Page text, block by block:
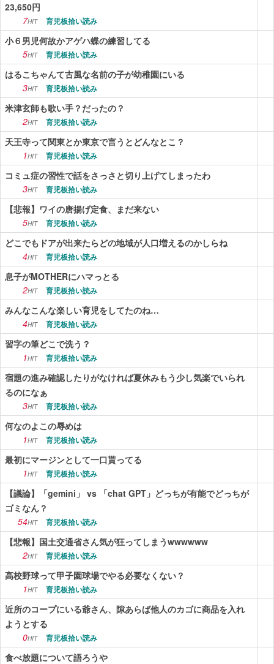
23,650円
7HIT 育児板拾い読み
小６男児何故かアゲハ蝶の練習してる
5HIT 育児板拾い読み
はるこちゃんて古風な名前の子が幼稚園にいる
3HIT 育児板拾い読み
米津玄師も歌い手？だったの？
2HIT 育児板拾い読み
天王寺って関東とか東京で言うとどんなとこ？
1HIT 育児板拾い読み
コミュ症の習性で話をさっさと切り上げてしまったわ
3HIT 育児板拾い読み
【悲報】ワイの唐揚げ定食、まだ来ない
5HIT 育児板拾い読み
どこでもドアが出来たらどの地域が人口増えるのかしらね
4HIT 育児板拾い読み
息子がMOTHERにハマっとる
2HIT 育児板拾い読み
みんなこんな楽しい育児をしてたのね…
4HIT 育児板拾い読み
習字の筆どこで洗う？
1HIT 育児板拾い読み
宿題の進み確認したりがなければ夏休みもう少し気楽でいられ
るのになぁ
3HIT 育児板拾い読み
何なのよこの辱めは
1HIT 育児板拾い読み
最初にマージンとして一口貰ってる
1HIT 育児板拾い読み
【議論】「gemini」 vs 「chat GPT」どっちが有能でどっちが
ゴミなん？
54HIT 育児板拾い読み
【悲報】国土交通省さん気が狂ってしまうwwwwww
2HIT 育児板拾い読み
高校野球って甲子園球場でやる必要なくない？
1HIT 育児板拾い読み
近所のコープにいる爺さん、隙あらば他人のカゴに商品を入れ
ようとする
0HIT 育児板拾い読み
食べ放題について語ろうや